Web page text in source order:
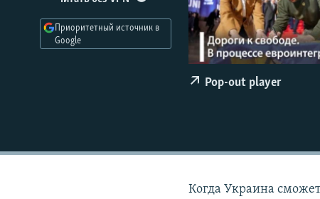
СЕВЕР.РЕАЛИИ
СИБИРЬ.РЕАЛИИ
Pop-out player
Приоритетный источник в
Google
Когда Украина